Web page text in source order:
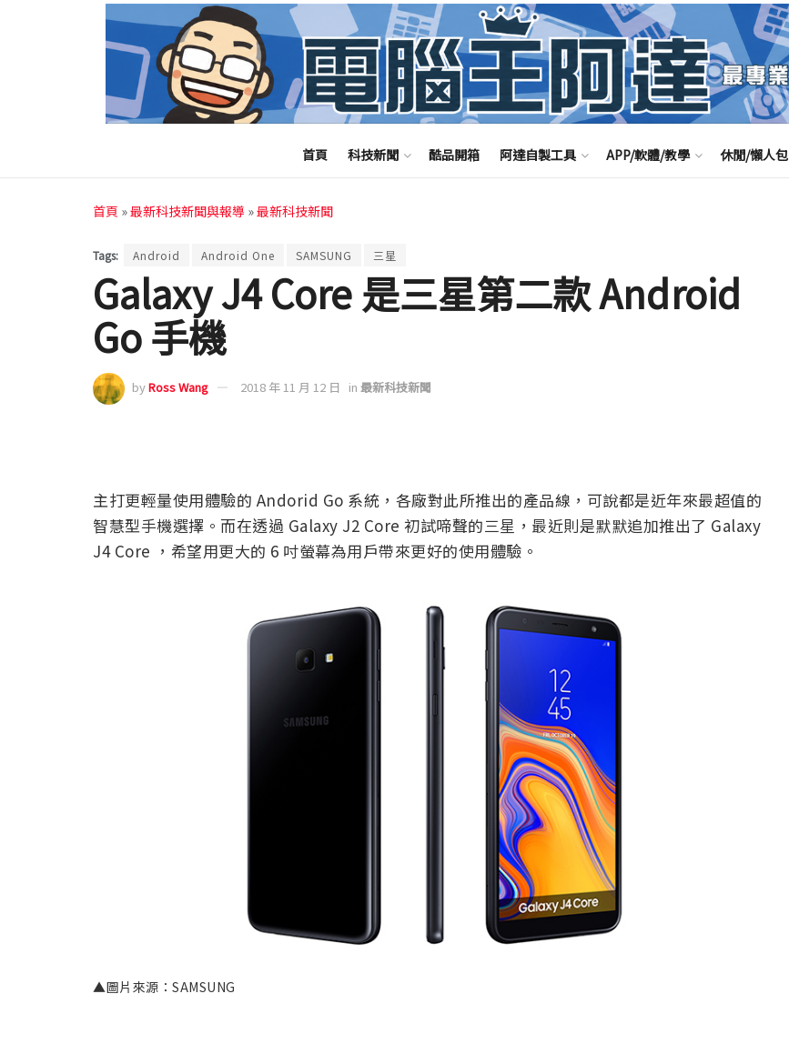
首頁 科技新聞 酷品開箱 阿達自製工具 APP/軟體/教學 休閒/懶人包
首頁 »最新科技新聞與報導 »最新科技新聞
Tags: Android Android One SAMSUNG 三星
Galaxy J4 Core 是三星第二款 Android
Go 手機
byRoss Wang 2018 年 11 月 12 日 in 最新科技新聞
主打更輕量使用體驗的 Andorid Go 系統，各廠對此所推出的產品線，可說都是近年來最超值的
智慧型手機選擇。而在透過 Galaxy J2 Core 初試啼聲的三星，最近則是默默追加推出了 Galaxy
J4 Core ，希望用更大的 6 吋螢幕為用戶帶來更好的使用體驗。
▲圖片來源：SAMSUNG